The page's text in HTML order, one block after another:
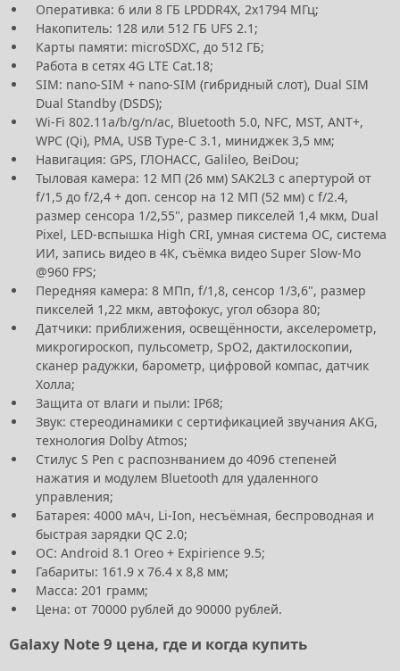
Оперативка: 6 или 8 ГБ LPDDR4X, 2х1794 МГц;
Накопитель: 128 или 512 ГБ UFS 2.1;
Карты памяти: microSDXC, до 512 ГБ;
Работа в сетях 4G LTE Cat.18;
SIM: nano-SIM + nano-SIM (гибридный слот), Dual SIM
Dual Standby (DSDS);
Wi-Fi 802.11a/b/g/n/ac, Bluetooth 5.0, NFC, MST, ANT+,
WPC (Qi), PMA, USB Type-C 3.1, миниджек 3,5 мм;
Навигация: GPS, ГЛОНАСС, Galileo, BeiDou;
Тыловая камера: 12 МП (26 мм) SAK2L3 с апертурой от
f/1,5 до f/2,4 + доп. сенсор на 12 МП (52 мм) с f/2.4,
размер сенсора 1/2,55", размер пикселей 1,4 мкм, Dual
Pixel, LED-вспышка High CRI, умная система ОС, система
ИИ, запись видео в 4К, съёмка видео Super Slow-Mo
@960 FPS;
Передняя камера: 8 МПп, f/1,8, сенсор 1/3,6", размер
пикселей 1,22 мкм, автофокус, угол обзора 80;
Датчики: приближения, освещённости, акселерометр,
микрогироскоп, пульсометр, SpO2, дактилоскопии,
сканер радужки, барометр, цифровой компас, датчик
Холла;
Защита от влаги и пыли: IP68;
Звук: стереодинамики с сертификацией звучания AKG,
технология Dolby Atmos;
Стилус S Pen с распознванием до 4096 степеней
нажатия и модулем Bluetooth для удаленного
управления;
Батарея: 4000 мАч, Li-Ion, несъёмная, беспроводная и
быстрая зарядки QC 2.0;
ОС: Android 8.1 Oreo + Expirience 9.5;
Габариты: 161.9 х 76.4 х 8,8 мм;
Масса: 201 грамм;
Цена: от 70000 рублей до 90000 рублей.
Galaxy Note 9 цена, где и когда купить